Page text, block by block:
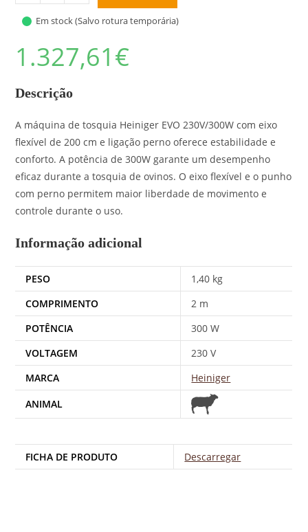
Em stock (Salvo rotura temporária)
1.327,61€
Descrição
A máquina de tosquia Heiniger EVO 230V/300W com eixo
flexível de 200 cm e ligação perno oferece estabilidade e
conforto. A potência de 300W garante um desempenho
eficaz durante a tosquia de ovinos. O eixo flexível e o punho
com perno permitem maior liberdade de movimento e
controle durante o uso.
Informação adicional
PESO
1,40 kg
COMPRIMENTO
2 m
POTÊNCIA
300 W
VOLTAGEM
230 V
MARCA
Heiniger
ANIMAL
FICHA DE PRODUTO Descarregar